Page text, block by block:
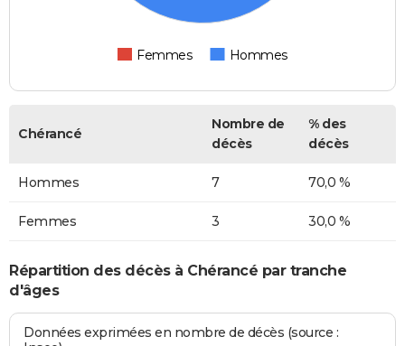
Femmes Hommes
Chérancé
Nombre de
décès
% des
décès
Hommes 7 70,0 %
Femmes 3 30,0 %
Répartition des décès à Chérancé par tranche
d'âges
Données exprimées en nombre de décès (source :